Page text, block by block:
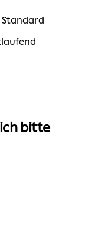
Standard
bitte